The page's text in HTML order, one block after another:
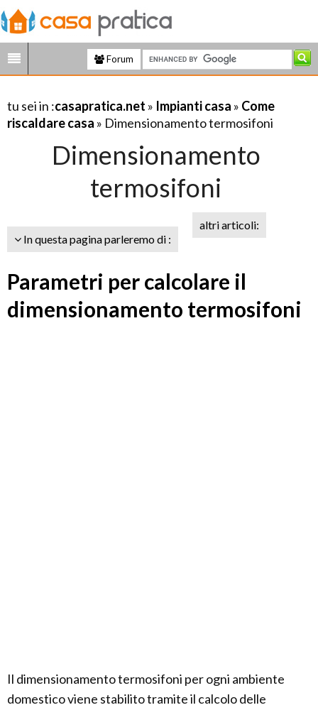
Forum
tu sei in :casapratica.net » Impianti casa » Come
riscaldare casa » Dimensionamento termosifoni
Dimensionamento
termosifoni
In questa pagina parleremo di :
altri articoli:
Parametri per calcolare il
dimensionamento termosifoni
Il dimensionamento termosifoni per ogni ambiente
domestico viene stabilito tramite il calcolo delle